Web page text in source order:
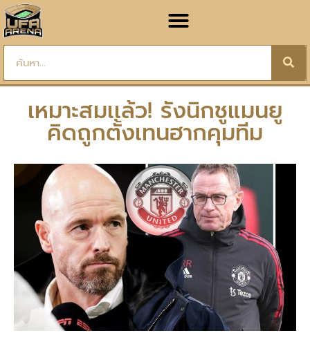
เหมาะสมเเล้ว! รังนิกชูแมนยู
คิดถูกตั้งเทนฮากคุมทีม